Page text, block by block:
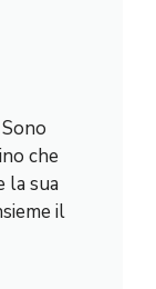
Sono
che
la sua
il